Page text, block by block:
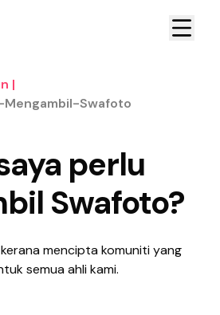
|
Swafoto
perlu
Swafoto?
mencipta komuniti yang
semua ahli kami.